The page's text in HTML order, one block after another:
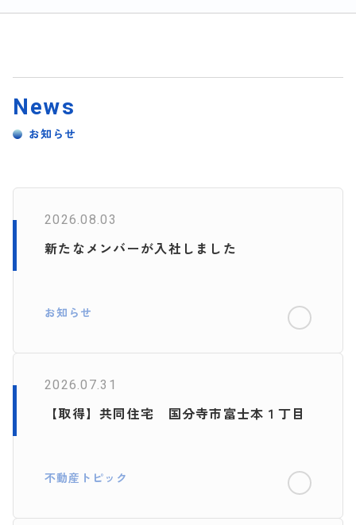
News
お知らせ
2026.08.03
新たなメンバーが入社しました
お知らせ
2026.07.31
【取得】共同住宅 国分寺市富士本１丁目
不動産トピック